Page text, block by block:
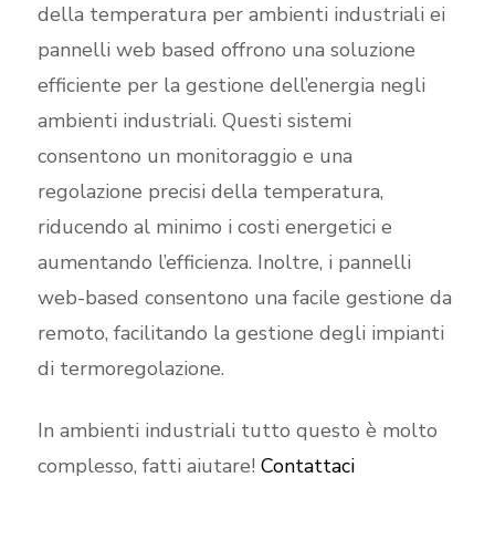
della temperatura per ambienti industriali ei
pannelli web based offrono una soluzione
efficiente per la gestione dell’energia negli
ambienti industriali. Questi sistemi
consentono un monitoraggio e una
regolazione precisi della temperatura,
riducendo al minimo i costi energetici e
aumentando l’efficienza. Inoltre, i pannelli
web-based consentono una facile gestione da
remoto, facilitando la gestione degli impianti
di termoregolazione.
In ambienti industriali tutto questo è molto
complesso, fatti aiutare! Contattaci